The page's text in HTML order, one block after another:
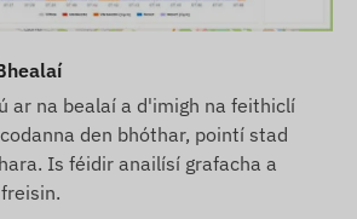
ar na bealaí a d'imigh na feithiclí
den bhóthar, pointí stad
Is féidir anailísí grafacha a